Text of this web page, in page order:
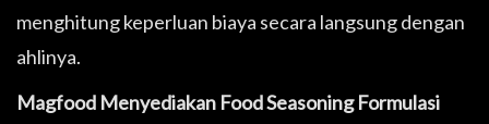
menghitung keperluan biaya secara langsung dengan
ahlinya.
Magfood Menyediakan Food Seasoning Formulasi